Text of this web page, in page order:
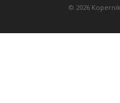
© 2026